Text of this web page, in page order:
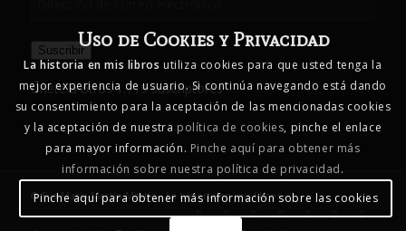
correo
electrónico
Suscribir
Únete a otros 1.719 suscriptores
© Eva María Martín Martín - La historia en mis libros
Uso de Cookies y Privacidad
La historia en mis libros utiliza cookies para que usted tenga la
mejor experiencia de usuario. Si continúa navegando está dando
su consentimiento para la aceptación de las mencionadas cookies
y la aceptación de nuestra política de cookies, pinche el enlace
para mayor información. Pinche aquí para obtener más
información sobre nuestra política de privacidad.
Pinche aquí para obtener más información sobre las cookies